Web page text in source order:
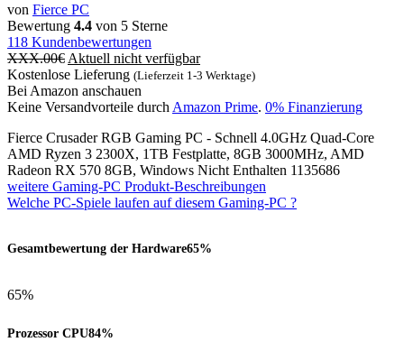
von Fierce PC
Bewertung 4.4 von 5 Sterne
118 Kundenbewertungen
XXX.00€ Aktuell nicht verfügbar
Kostenlose Lieferung (Lieferzeit 1-3 Werktage)
Bei Amazon anschauen
Keine Versandvorteile durch Amazon Prime. 0% Finanzierung
Fierce Crusader RGB Gaming PC - Schnell 4.0GHz Quad-Core
AMD Ryzen 3 2300X, 1TB Festplatte, 8GB 3000MHz, AMD
Radeon RX 570 8GB, Windows Nicht Enthalten 1135686
weitere Gaming-PC Produkt-Beschreibungen
Welche PC-Spiele laufen auf diesem Gaming-PC ?
Gesamtbewertung der Hardware65%
65%
Prozessor CPU84%